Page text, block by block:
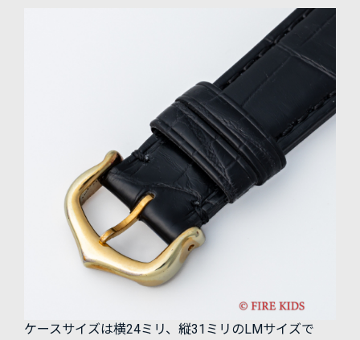
ケースサイズは横24ミリ、縦31ミリのLMサイズで